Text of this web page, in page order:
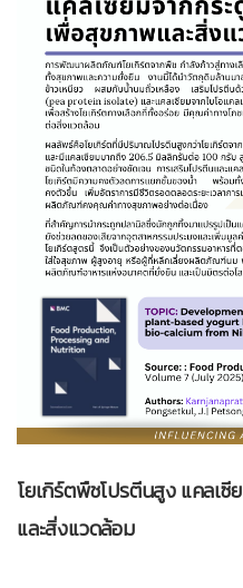
โยเกิร์ตพืชโปรตีนสูง แคลเ
และสิ่งแวดล้อม